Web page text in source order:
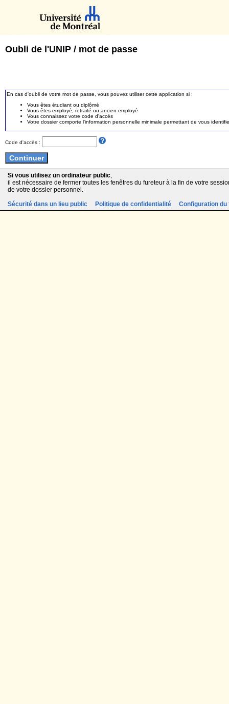
Oubli de l'UNIP / mot de passe
En cas d'oubli de votre mot de passe, vous pouvez utiliser cette application si :
Vous êtes étudiant ou diplômé
Vous êtes employé, retraité ou ancien employé
Vous connaissez votre code d'accès
Votre dossier comporte l'information personnelle minimale permettant de vous
Code d'accès :
Si vous utilisez un ordinateur public,
il est nécessaire de fermer toutes les fenêtres du fureteur à la fin de votre
de votre dossier personnel.
Sécurité dans un lieu public
Politique de confidentialité Configuration du